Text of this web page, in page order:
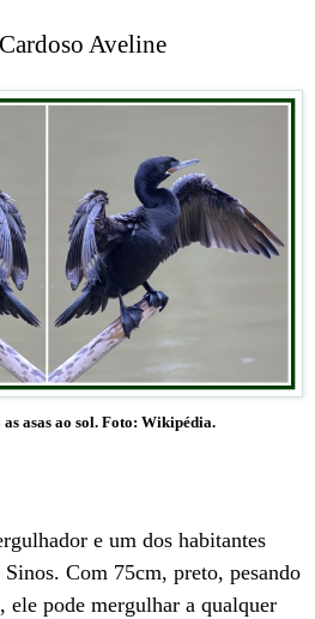
Aveline
asas ao sol.Foto: Wikipédia.
e um dos habitantes
Com 75cm, preto, pesando
pode mergulhar a qualquer